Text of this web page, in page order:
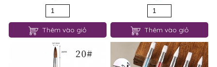
Thêm vào giỏ Thêm vào giỏ